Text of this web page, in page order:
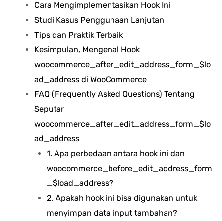
Cara Mengimplementasikan Hook Ini
Studi Kasus Penggunaan Lanjutan
Tips dan Praktik Terbaik
Kesimpulan, Mengenal Hook
woocommerce_after_edit_address_form_$lo
ad_address di WooCommerce
FAQ (Frequently Asked Questions) Tentang
Seputar
woocommerce_after_edit_address_form_$lo
ad_address
1. Apa perbedaan antara hook ini dan
woocommerce_before_edit_address_form
_$load_address?
2. Apakah hook ini bisa digunakan untuk
menyimpan data input tambahan?